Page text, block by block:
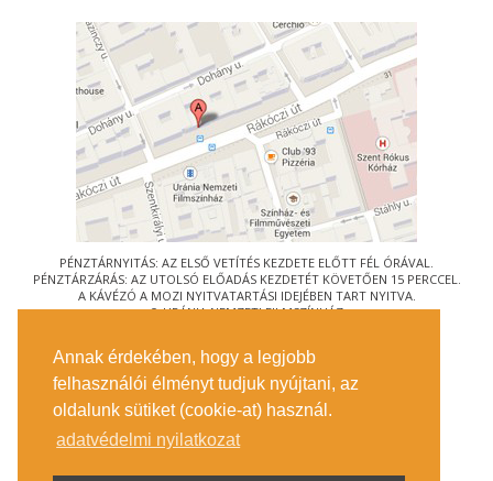
Annak érdekében, hogy a legjobb
felhasználói élményt tudjuk nyújtani, az
oldalunk sütiket (cookie-at) használ.
adatvédelmi nyilatkozat
PÉNZTÁRNYITÁS: AZ ELSŐ VETÍTÉS KEZDETE ELŐTT FÉL ÓRÁVAL.
PÉNZTÁRZÁRÁS: AZ UTOLSÓ ELŐADÁS KEZDETÉT KÖVETŐEN 15 PERCCEL.
A KÁVÉZÓ A MOZI NYITVATARTÁSI IDEJÉBEN TART NYITVA.
© URÁNIA NEMZETI FILMSZÍNHÁZ
1088 BUDAPEST, RÁKÓCZI ÚT 21.
MEGKÖZELÍTÉS
JEGYINFORMÁCIÓ
ÍRJON NEKÜNK!
KÖZÉRDEKŰ ADATOK